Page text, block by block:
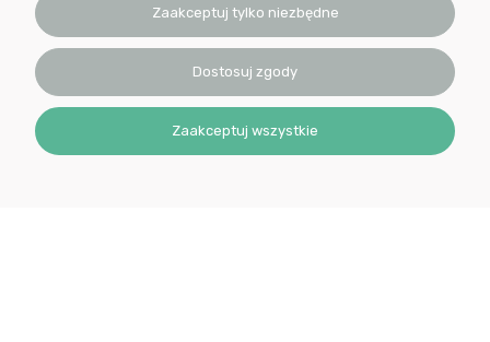
Wyrażam zgodę na otrzymywanie newslettera z inspiracjami,
nowościami i promocjami.
Zaakceptuj tylko niezbędne
Dostosuj zgody
Zaakceptuj wszystkie